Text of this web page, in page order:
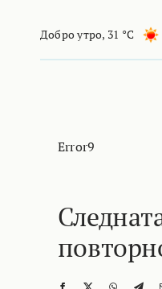
Добро утро, 31 °C
Error9